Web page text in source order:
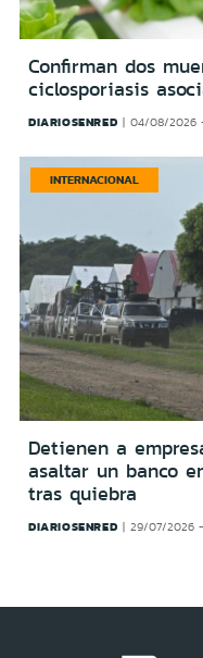
Confirman dos
ciclosporiasis
DIARIOSENRED 04/08/2026 -
INTERNACIONAL
Detienen a
asaltar un banco
tras quiebra
DIARIOSENRED 29/07/2026 -